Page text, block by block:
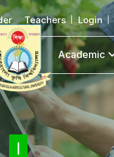
Teachers Login
Academic
|